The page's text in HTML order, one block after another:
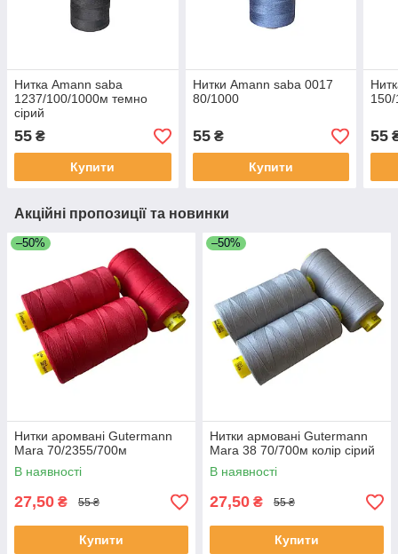
Нитка Amann saba
1237/100/1000м темно
сірий
55 ₴
Купити
Нитки Amann saba 0017
80/1000
55₴
Купити
150/
55
Акційні пропозиції та новинки
–50%
Нитки аромвані Gutermann
Mara 70/2355/700м
В наявності
27,50 ₴ 55 ₴
Купити
–50%
Нитки армовані Gutermann
Mara 38 70/700м колір сірий
В наявності
27,50 ₴ 55 ₴
Купити